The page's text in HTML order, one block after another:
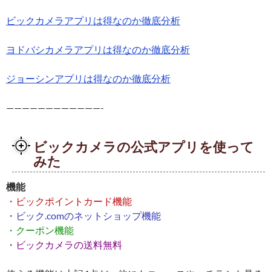
ビックカメラアプリは得なのか徹底分析
ヨドバシカメラアプリは得なのか徹底分析
ジョーシンアプリは得なのか徹底分析
————————————-
ビックカメラの公式アプリを使って
みた
機能
・ビックポイントカード機能
・ビック.comのネットショップ機能
・クーポン機能
・ビックカメラの送料無料